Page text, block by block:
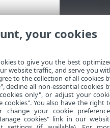
Zostanie
your cookies
to give you the best
website traffic, and serve you
to the collection of all cookies
decline all non-essential cookies
only", or adjust your
cookies". You also have the right
your cookie
cookies" link in our